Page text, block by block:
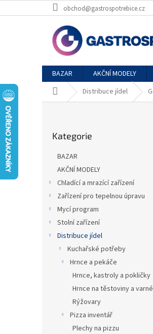
na
obchod@gastrospotrebice.cz
BAZAR AKČNÍ MODELY
Domů Distribuce jídel
kategorie
Kategorie
BAZAR
AKČNÍ MODELY
Chladící a mrazící zařízení
Zařízení pro tepelnou úpravu
Mycí program
Stolní zařízení
Distribuce jídel
Kuchařské potřeby
Hrnce a pekáče
Hrnce, kastroly a pokličky
Hrnce na těstoviny a
Rýžovary
Pizza inventář
Plechy na pizzu